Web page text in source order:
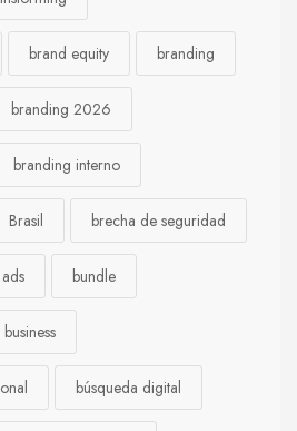
brand equity branding
branding 2026
branding interno
Brasil brecha de seguridad
bundle
business
búsqueda digital